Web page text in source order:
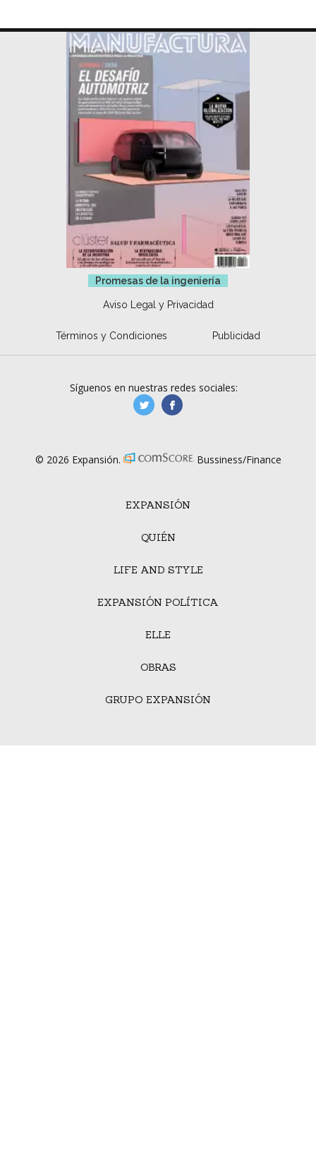
Promesas de la ingeniería
Aviso Legal y Privacidad
Términos y Condiciones Publicidad
EXPANSIÓN
QUIÉN
LIFE AND STYLE
EXPANSIÓN POLÍTICA
ELLE
OBRAS
GRUPO EXPANSIÓN
Síguenos en nuestras redes sociales:
manufacturaGE
© 2026 Expansión. Bussiness/Finance